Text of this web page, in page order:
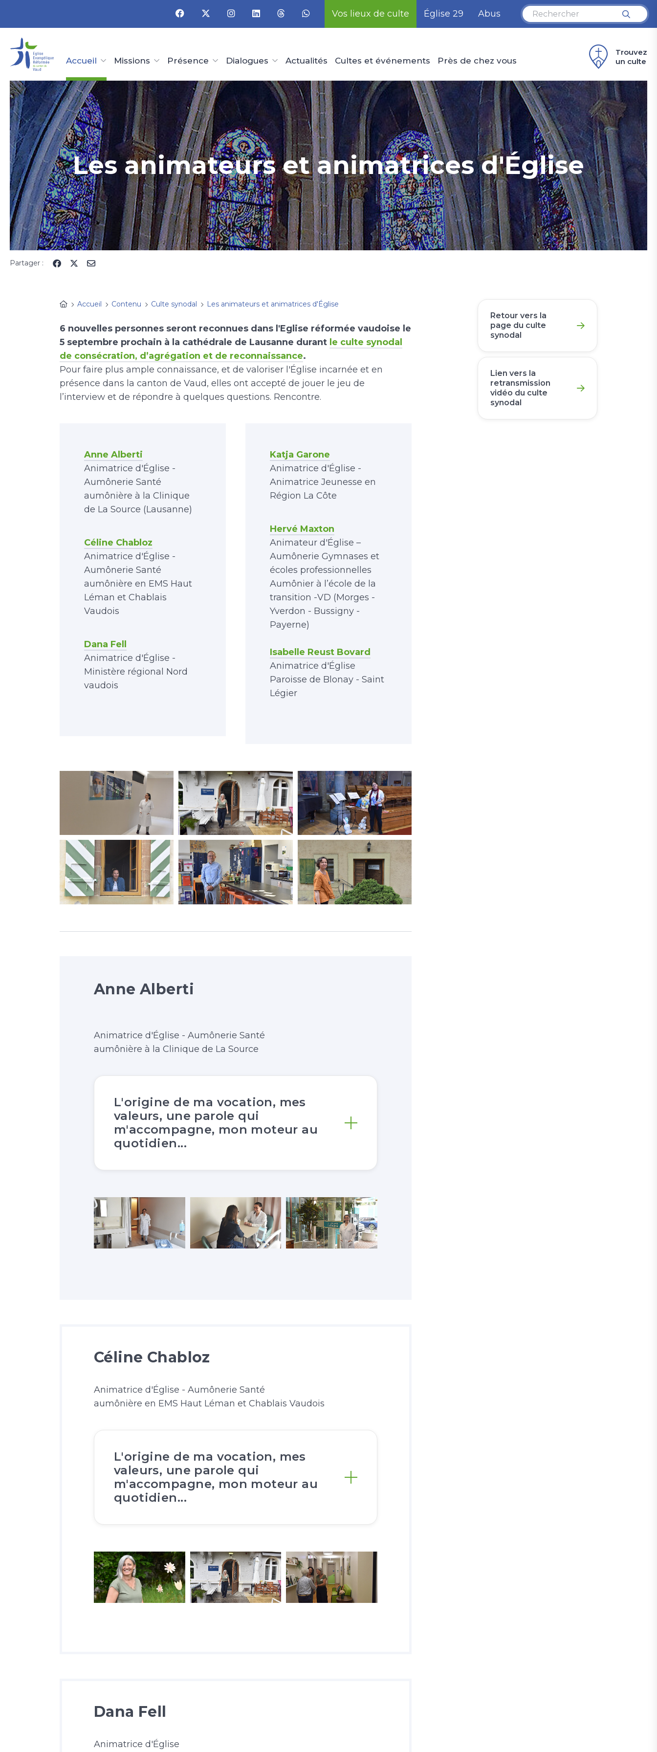
Vos lieux de culte Église 29 Abus
Accueil Missions Présence Dialogues Actualités Cultes et événements Près de chez vous
Trouvez
un culte
Les animateurs et animatrices d'Église
Partager :
Accueil Contenu Culte synodal Les animateurs et animatrices d'Église
6 nouvelles personnes seront reconnues dans l'Eglise réformée vaudoise le
5 septembre prochain à la cathédrale de Lausanne durant le culte synodal
de consécration, d’agrégation et de reconnaissance.
Pour faire plus ample connaissance, et de valoriser l'Église incarnée et en
présence dans la canton de Vaud, elles ont accepté de jouer le jeu de
l’interview et de répondre à quelques questions. Rencontre.
Anne Alberti
Animatrice d'Église -
Aumônerie Santé
aumônière à la Clinique
de La Source (Lausanne)
Céline Chabloz
Animatrice d'Église -
Aumônerie Santé
aumônière en EMS Haut
Léman et Chablais
Vaudois
Dana Fell
Animatrice d'Église -
Ministère régional Nord
vaudois
Katja Garone
Animatrice d'Église -
Animatrice Jeunesse en
Région La Côte
Hervé Maxton
Animateur d'Église –
Aumônerie Gymnases et
écoles professionnelles
Aumônier à l’école de la
transition -VD (Morges -
Yverdon - Bussigny -
Payerne)
Isabelle Reust Bovard
Animatrice d'Église
Paroisse de Blonay - Saint
Légier
Anne Alberti
Animatrice d'Église - Aumônerie Santé
aumônière à la Clinique de La Source
L'origine de ma vocation, mes
valeurs, une parole qui
m'accompagne, mon moteur au
quotidien...
Céline Chabloz
Animatrice d'Église - Aumônerie Santé
aumônière en EMS Haut Léman et Chablais Vaudois
L'origine de ma vocation, mes
valeurs, une parole qui
m'accompagne, mon moteur au
quotidien...
Dana Fell
Animatrice d'Église
Retour vers la
page du culte
synodal
Lien vers la
retransmission
vidéo du culte
synodal